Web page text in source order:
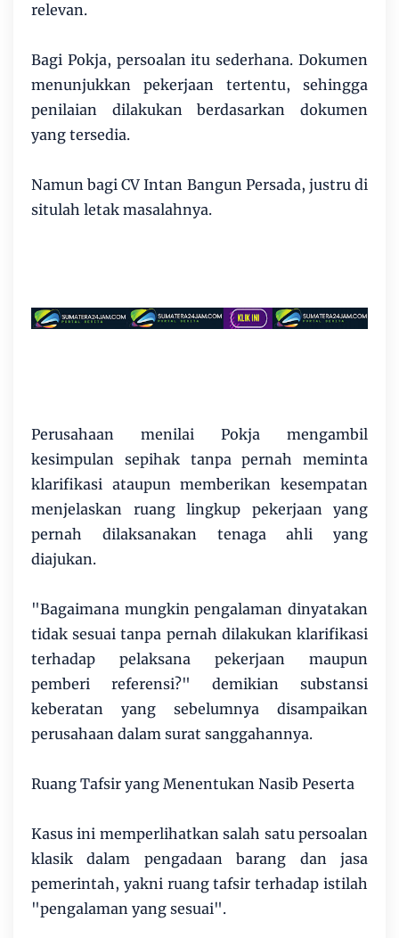
relevan.
Bagi Pokja, persoalan itu sederhana. Dokumen
menunjukkan pekerjaan tertentu, sehingga
penilaian dilakukan berdasarkan dokumen
yang tersedia.
Namun bagi CV Intan Bangun Persada, justru di
situlah letak masalahnya.
Perusahaan menilai Pokja mengambil
kesimpulan sepihak tanpa pernah meminta
klarifikasi ataupun memberikan kesempatan
menjelaskan ruang lingkup pekerjaan yang
pernah dilaksanakan tenaga ahli yang
diajukan.
"Bagaimana mungkin pengalaman dinyatakan
tidak sesuai tanpa pernah dilakukan klarifikasi
terhadap pelaksana pekerjaan maupun
pemberi referensi?" demikian substansi
keberatan yang sebelumnya disampaikan
perusahaan dalam surat sanggahannya.
Ruang Tafsir yang Menentukan Nasib Peserta
Kasus ini memperlihatkan salah satu persoalan
klasik dalam pengadaan barang dan jasa
pemerintah, yakni ruang tafsir terhadap istilah
"pengalaman yang sesuai".